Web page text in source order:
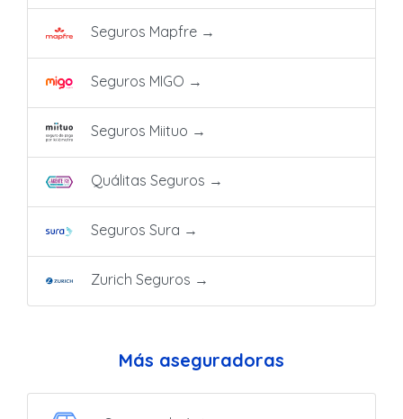
Seguros Mapfre →
Seguros MIGO →
Seguros Miituo →
Quálitas Seguros →
Seguros Sura →
Zurich Seguros →
Más aseguradoras